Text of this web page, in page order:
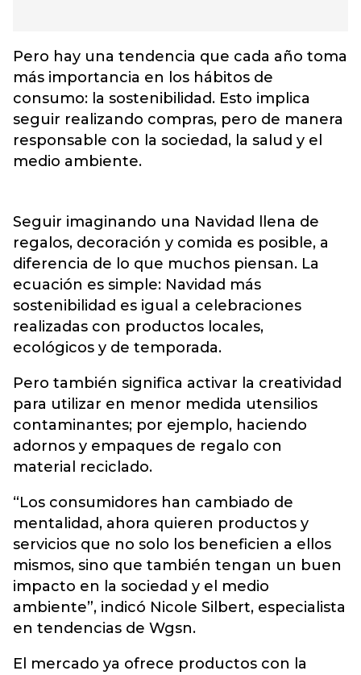
Pero hay una tendencia que cada año toma
más importancia en los hábitos de
consumo: la sostenibilidad. Esto implica
seguir realizando compras, pero de manera
responsable con la sociedad, la salud y el
medio ambiente.
Seguir imaginando una Navidad llena de
regalos, decoración y comida es posible, a
diferencia de lo que muchos piensan. La
ecuación es simple: Navidad más
sostenibilidad es igual a celebraciones
realizadas con productos locales,
ecológicos y de temporada.
Pero también significa activar la creatividad
para utilizar en menor medida utensilios
contaminantes; por ejemplo, haciendo
adornos y empaques de regalo con
material reciclado.
“Los consumidores han cambiado de
mentalidad, ahora quieren productos y
servicios que no solo los beneficien a ellos
mismos, sino que también tengan un buen
impacto en la sociedad y el medio
ambiente”, indicó Nicole Silbert, especialista
en tendencias de Wgsn.
El mercado ya ofrece productos con la